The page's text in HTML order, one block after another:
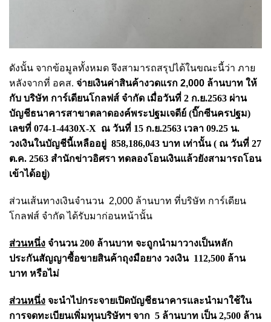
ดังนั้น จากข้อมูลทั้งหมด จึงสามารถสรุปได้ในขณะนี้ว่า ภาย
หลังจากที่ อคส. จ่ายเงินค่าสินค้างวดแรก 2,000 ล้านบาท ให้
กับ บริษัท การ์เดียนโกลฟส์ จำกัด เมื่อวันที่ 2 ก.ย.2563 ผ่าน
บัญชีธนาคารสาขาตลาดองค์พระปฐมเจดีย์ (บิ๊กซีนครปฐม)
เลขที่ 074-1-4430X-X ณ วันที่ 15 ก.ย.2563 เวลา 09.25 น.
วงเงินในบัญชีนี้เหลืออยู่ 858,186,043 บาท เท่านั้น ( ณ วันที่ 27
ต.ค. 2563 สำนักข่าวอิศรา ทดลองโอนเงินแล้วยังสามารถโอน
เข้าได้อยู่)
ส่วนเส้นทางเงินจำนวน 2,000 ล้านบาท ที่บริษัท การ์เดียน
โกลฟส์ จำกัดได้รับมาก่อนหน้านั้น
ส่วนหนึ่ง จำนวน 200 ล้านบาท จะถูกนำมาวางเป็นหลัก
ประกันสัญญาซื้อขายสินค้าถุงมือยาง วงเงิน 112,500 ล้าน
บาท หรือไม่
ส่วนหนึ่ง จะนำไปกระจายเปิดบัญชีธนาคารและนำมาใช้ใน
การจดทะเบียนเพิ่มทุนบริษัทฯ จาก 5 ล้านบาท เป็น 2,500 ล้าน